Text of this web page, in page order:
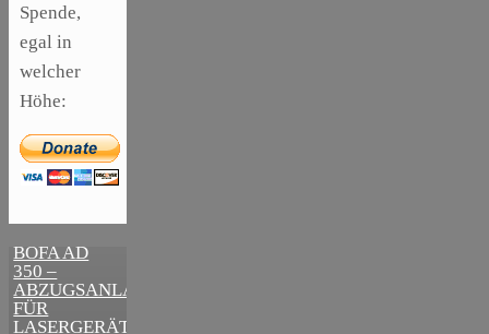
Spende,
egal in
welcher
Höhe:
BOFA AD
350 –
ABZUGSANLAGE
FÜR
LASERGERÄTE
ARTIKEL,
BEDEUTENDSTEN
SCHRITTE
ZUR
ERFOLGREICHEN
MARKENBILDUNG
IN DER
ARTIKEL,
SONSTIGE